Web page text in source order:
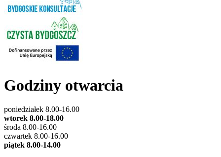
Godziny otwarcia
poniedziałek 8.00-16.00
wtorek 8.00-18.00
środa 8.00-16.00
czwartek 8.00-16.00
piątek 8.00-14.00